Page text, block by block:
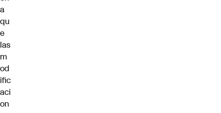
a
qu
e
las
m
od
ific
aci
on